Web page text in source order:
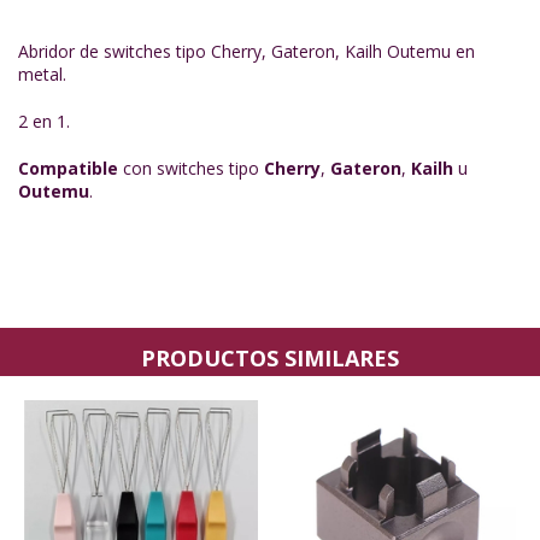
Abridor de switches tipo Cherry, Gateron, Kailh Outemu en
metal.
2 en 1.
Compatible con switches tipo Cherry, Gateron, Kailh u
Outemu.
PRODUCTOS SIMILARES